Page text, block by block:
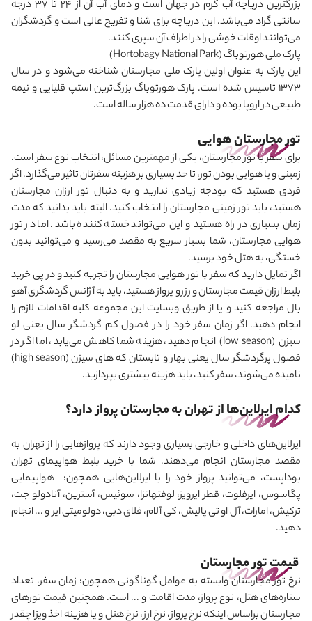
بزرگترین دریاچه‌ آب گرم در جهان است و دمای آب آن از 24 تا 37 درجه
سانتی ‌گراد میباشد. این دریاچه برای شنا و تفریح عالی است و گردشگران
میتوانند اوقات خوشی را در اطراف آن سپری کنند.
پارک ملی هورتوباگ(Hortobagy National Park)
این پارک به عنوان اولین پارک ملی مجارستان شناخته می‌شود و در سال
1373 تاسیس شده است. پارک هورتوباگ بزرگ‌ترین استپ قلیایی و نیمه
‌طبیعی در اروپا بوده و دارای قدمت ده هزار ساله است.
تور مجارستان هوایی
برای سفر با تور مجارستان، یکی از مهمترین مسائل، انتخاب نوع سفر است.
زمینی و یا هوایی بودن تور، تا حد بسیاری بر هزینه سفرتان تاثیر می‌گذارد. اگر
فردی هستید که بودجه زیادی ندارید و به دنبال تور ارزان مجارستان
هستید، باید تور زمینی مجارستان را انتخاب کنید. البته باید بدانید که مدت
زمان بسیاری در راه هستید و این میتواند خسته کننده باشد. اما در تور
هوایی مجارستان، شما بسیار سریع به مقصد میرسید و میتوانید بدون
خستگی، به هتل خود برسید.
اگر تمایل دارید که سفر با تور هوایی مجارستان را تجربه کنید و در پی خرید
بلیط ارزان قیمت مجارستان و رزرو پرواز هستید، باید به آژانس گردشگری آهو
بال مراجعه کنید و یا از طریق وبسایت این مجموعه کلیه اقدامات لازم را
انجام دهید. اگر زمان سفر خود را در فصول کم گردشگر سال یعنی لو
سیزن(low season) انجام دهید، هزینه شما کاهش می‌یابد، اما اگر در
فصول پرگردشگر سال یعنی بهار و تابستان که های سیزن(high season)
نامیده میشوند، سفر کنید، باید هزینه بیشتری بپردازید.
کدام ایرلاین‌ها از تهران به مجارستان پرواز دارد؟
ایرلاین‌های داخلی و خارجی بسیاری وجود دارند که پروازهایی را از تهران به
مقصد مجارستان انجام میدهند. شما با خرید بلیط هواپیمای تهران
بوداپست، میتوانید پرواز خود را با ایرلاین‌هایی همچون: هواپیمایی
پگاسوس، ایرفلوت، قطر ایرویز، لوفتهانزا، سوئیس، آسترین، آنادولو جت،‌
ترکیش،‌ امارات، آل او تی پالیش، کی آلام،‌ فلای دبی،‌ دولومیتی ایر و ... انجام
دهید.
قیمت تور مجارستان
نرخ تور مجارستان وابسته به عوامل گوناگونی همچون: زمان سفر، تعداد
ستاره‌های هتل، نوع پرواز، مدت اقامت و ... است. همچنین قیمت تورهای
مجارستان براساس اینکه نرخ پرواز، نرخ ارز، نرخ هتل و یا هزینه‌ اخذ ویزا چقدر